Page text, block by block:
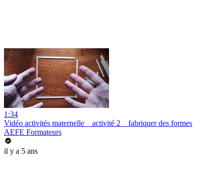
1:34
Vidéo activités maternelle _ activité 2 _ fabriquer des formes
AEFE Formateurs
il y a 5 ans